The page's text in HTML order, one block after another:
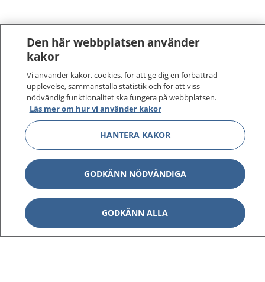
Den här webbplatsen använder
kakor
Vi använder kakor, cookies, för att ge dig en förbättrad
upplevelse, sammanställa statistik och för att viss
nödvändig funktionalitet ska fungera på webbplatsen.
Läs mer om hur vi använder kakor
HANTERA KAKOR
GODKÄNN NÖDVÄNDIGA
GODKÄNN ALLA